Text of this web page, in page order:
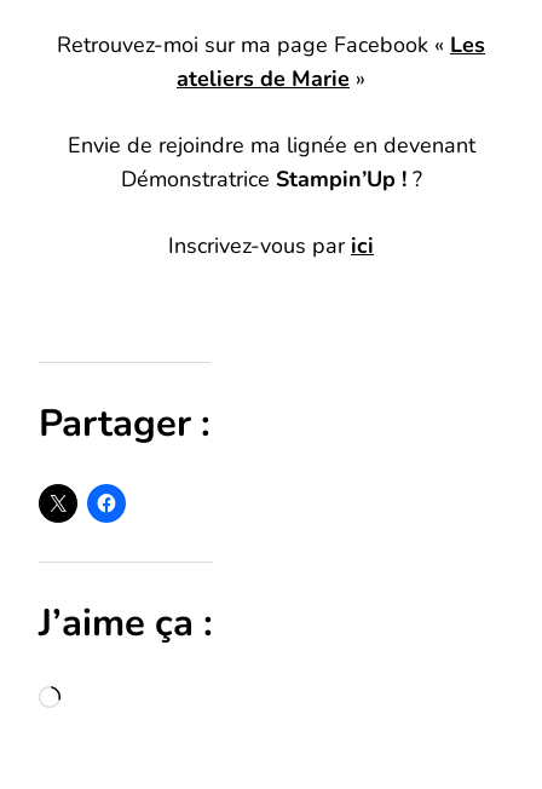
Retrouvez-moi sur ma page Facebook « Les
ateliers de Marie »
Envie de rejoindre ma lignée en devenant
Démonstratrice Stampin’Up ! ?
Inscrivez-vous par ici
Partager :
J’aime ça :
Chargement…